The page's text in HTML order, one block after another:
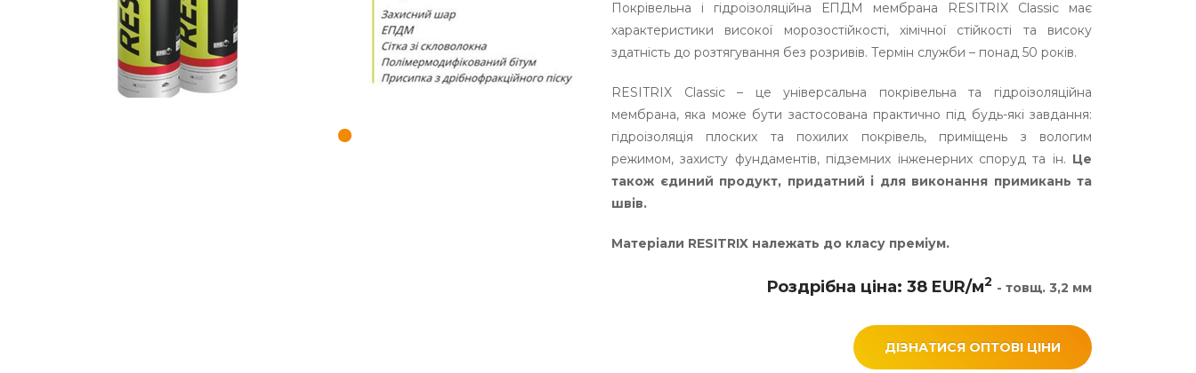
Покрівельна і гідроізоляційна ЕПДМ мембрана RESITRIX Classic має
характеристики високої морозостійкості, хімічної стійкості та високу
здатність до розтягування без розривів. Термін служби – понад 50 років.
RESITRIX Classic – це універсальна покрівельна та гідроізоляційна
мембрана, яка може бути застосована практично під будь-які завдання:
гідроізоляція плоских та похилих покрівель, приміщень з вологим
режимом, захисту фундаментів, підземних інженерних споруд та ін. Це
також єдиний продукт, придатний і для виконання примикань та
швів.
Матеріали RESITRIX належать до класу преміум.
Роздрібна ціна: 38 EUR/м2 - товщ. 3,2 мм
ДІЗНАТИСЯ ОПТОВІ ЦІНИ